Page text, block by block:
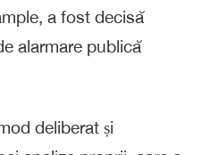
a fost decisă
alarmare publică
deliberat și